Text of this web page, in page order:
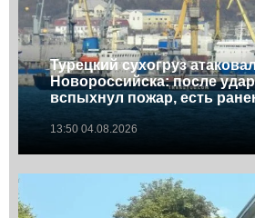
Турецкий сухогруз
Новороссийска: после
вспыхнул пожар, есть
13:50 04.08.2026